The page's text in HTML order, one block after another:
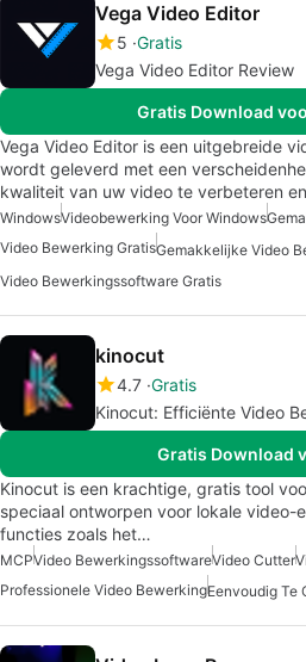
Vega Video Editor
5 Gratis
Vega Video Editor Review
Gratis Download
Vega Video Editor is een uitgebreide
wordt geleverd met een
kwaliteit van uw video te verbeteren
WindowsVideobewerking Voor Windows
Video Bewerking Gratis
Video Bewerkingssoftware Gratis
kinocut
4.7 Gratis
Kinocut: Efficiënte Video
Gratis Download
Kinocut is een krachtige, gratis tool
speciaal ontworpen voor lokale video-
functies zoals het…
MCPVideo BewerkingssoftwareVideo Cutter
Professionele Video Bewerking